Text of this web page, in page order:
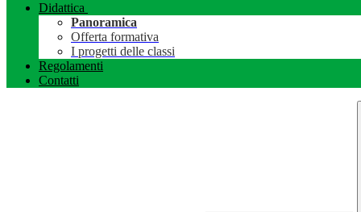
Didattica
Panoramica
Offerta formativa
I progetti delle classi
Regolamenti
Contatti